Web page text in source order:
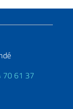
70 61 37